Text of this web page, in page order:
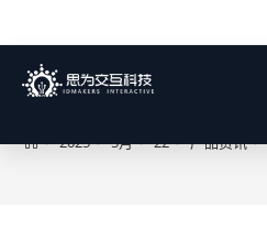
博客
> 2025 > 5月 > 22 > 产品资讯 >